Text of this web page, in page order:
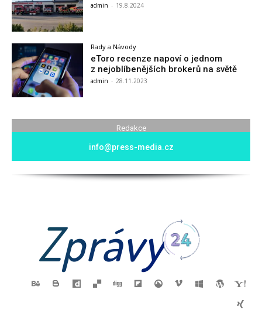
admin - 19.8.2024
Rady a Návody
eToro recenze napoví o jednom
z nejoblíbenějších brokerů na světě
admin - 28.11.2023
Redakce
info@press-media.cz
Zprávy